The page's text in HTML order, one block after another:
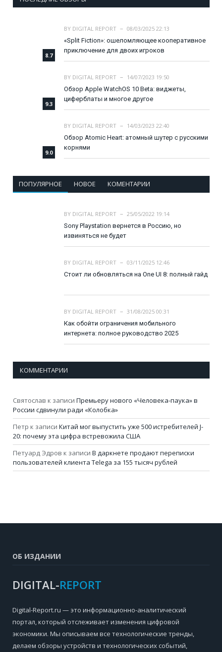
8.7
BY DIGITAL REPORT
08/03/2025 22:13
«Split Fiction»: ошеломляющее кооперативное
приключение для двоих игроков
9.3
BY DIGITAL REPORT
14/07/2023 19:50
Обзор Apple WatchOS 10 Beta: виджеты,
циферблаты и многое другое
9.0
BY DIGITAL REPORT
14/03/2023 22:40
Обзор Atomic Heart: атомный шутер с русскими
корнями
ПОПУЛЯРНОЕ НОВОЕ КОМЕНТАРИИ
BY DIGITAL REPORT
25/05/2022 19:14
Sony Playstation вернется в Россию, но
извиняться не будет
BY DIGITAL REPORT
03/11/2025 12:46
Стоит ли обновляться на One UI 8: полный гайд
BY DIGITAL REPORT
31/08/2025 00:31
Как обойти ограничения мобильного
интернета: полное руководство 2025
КОММЕНТАРИИ
Святослав к записи Премьеру нового «Человека-паука» в
России сдвинули ради «Колобка»
Петр к записи Китай мог выпустить уже 500 истребителей J-
20: почему эта цифра встревожила США
Петуард Эдров к записи В даркнете продают переписки
пользователей клиента Telega за 155 тысяч рублей
ОБ ИЗДАНИИ
DIGITAL-REPORT
Digital-Report.ru — это информационно-аналитический
портал, который отслеживает изменения цифровой
экономики. Мы описываем все технологические тренды,
делаем обзоры устройств и технологических событий,